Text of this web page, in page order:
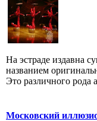
На эстраде издавна
названием
Это различного рода
Московский